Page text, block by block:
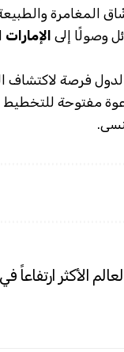
المغامرة
وصولًا إلى الإمارات
فرصة لاكتشاف
مفتوحة للتخطيط
الأكثر